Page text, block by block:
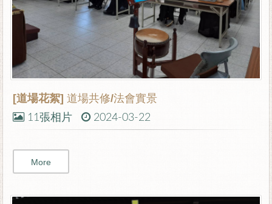
[道場花絮] 道場共修/法會實景
11張相片 2024-03-22
More